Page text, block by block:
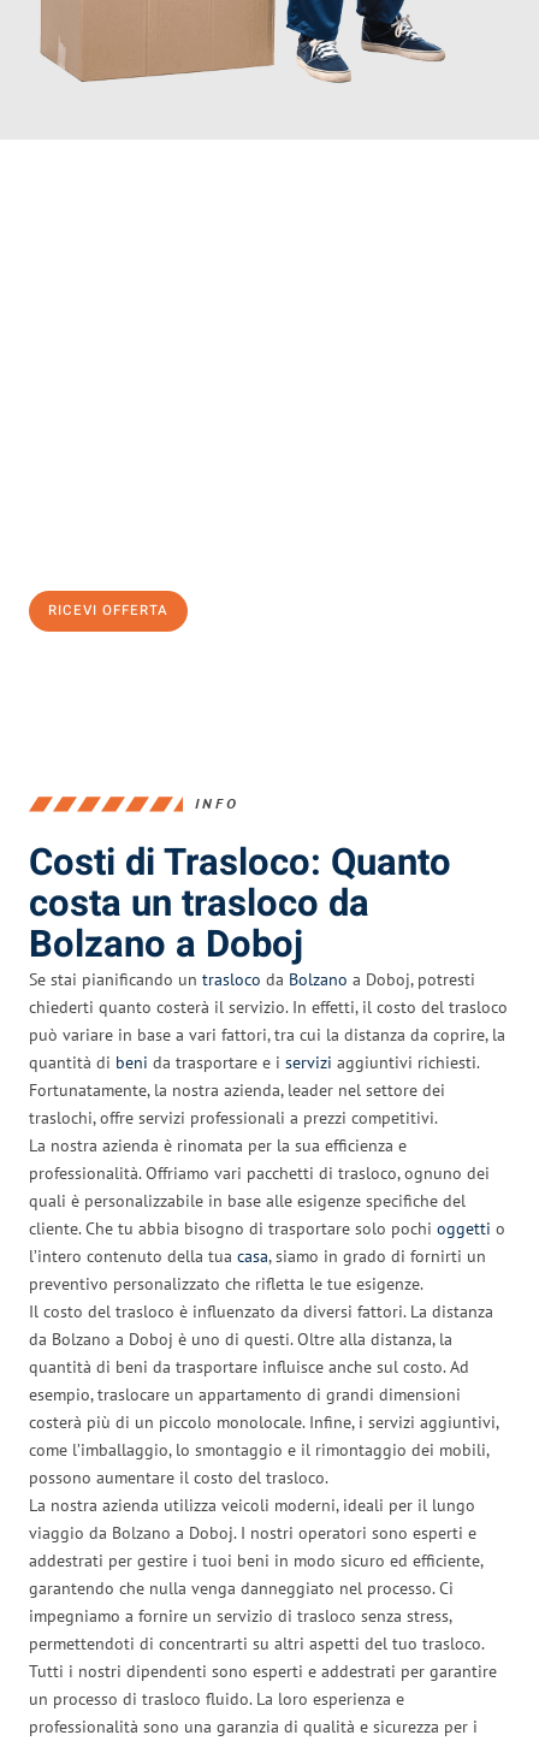
RICEVI OFFERTA
INFO
Costi di Trasloco: Quanto
costa un trasloco da
Bolzano a Doboj
Se stai pianificando un trasloco da Bolzano a Doboj, potresti
chiederti quanto costerà il servizio. In effetti, il costo del trasloco
può variare in base a vari fattori, tra cui la distanza da coprire, la
quantità di beni da trasportare e i servizi aggiuntivi richiesti.
Fortunatamente, la nostra azienda, leader nel settore dei
traslochi, offre servizi professionali a prezzi competitivi.
La nostra azienda è rinomata per la sua efficienza e
professionalità. Offriamo vari pacchetti di trasloco, ognuno dei
quali è personalizzabile in base alle esigenze specifiche del
cliente. Che tu abbia bisogno di trasportare solo pochi oggetti o
l’intero contenuto della tua casa, siamo in grado di fornirti un
preventivo personalizzato che rifletta le tue esigenze.
Il costo del trasloco è influenzato da diversi fattori. La distanza
da Bolzano a Doboj è uno di questi. Oltre alla distanza, la
quantità di beni da trasportare influisce anche sul costo. Ad
esempio, traslocare un appartamento di grandi dimensioni
costerà più di un piccolo monolocale. Infine, i servizi aggiuntivi,
come l’imballaggio, lo smontaggio e il rimontaggio dei mobili,
possono aumentare il costo del trasloco.
La nostra azienda utilizza veicoli moderni, ideali per il lungo
viaggio da Bolzano a Doboj. I nostri operatori sono esperti e
addestrati per gestire i tuoi beni in modo sicuro ed efficiente,
garantendo che nulla venga danneggiato nel processo. Ci
impegniamo a fornire un servizio di trasloco senza stress,
permettendoti di concentrarti su altri aspetti del tuo trasloco.
Tutti i nostri dipendenti sono esperti e addestrati per garantire
un processo di trasloco fluido. La loro esperienza e
professionalità sono una garanzia di qualità e sicurezza per i